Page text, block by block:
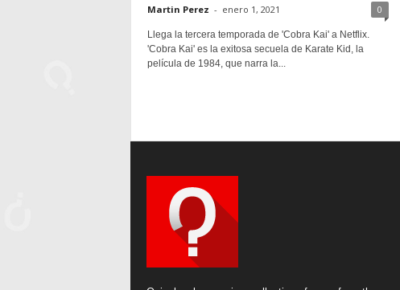
Martin Perez - enero 1, 2021 0
Llega la tercera temporada de 'Cobra Kai' a Netflix.
'Cobra Kai' es la exitosa secuela de Karate Kid, la
película de 1984, que narra la...